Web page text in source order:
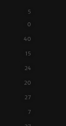
5
0
40
15
24
20
27
7